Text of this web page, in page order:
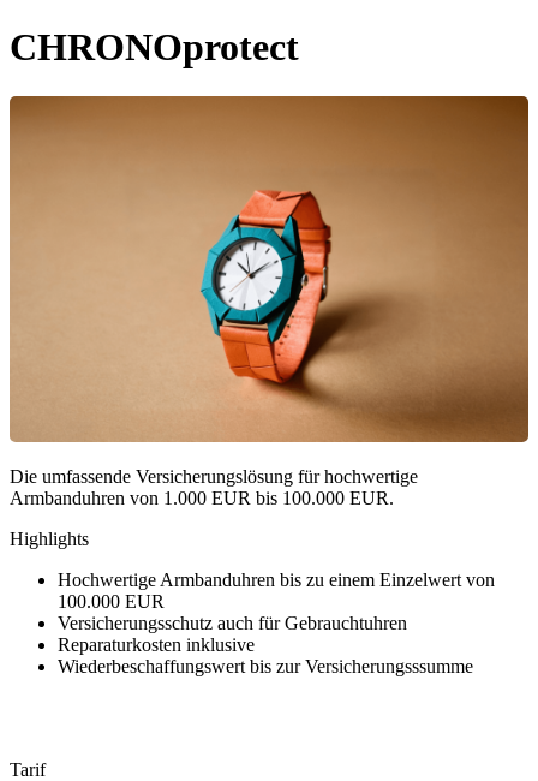
CHRONOprotect
Die umfassende Versicherungslösung für hochwertige
Armbanduhren von 1.000 EUR bis 100.000 EUR.
Highlights
Hochwertige Armbanduhren bis zu einem Einzelwert von
100.000 EUR
Versicherungsschutz auch für Gebrauchtuhren
Reparaturkosten inklusive
Wiederbeschaffungswert bis zur Versicherungsssumme
Tarif